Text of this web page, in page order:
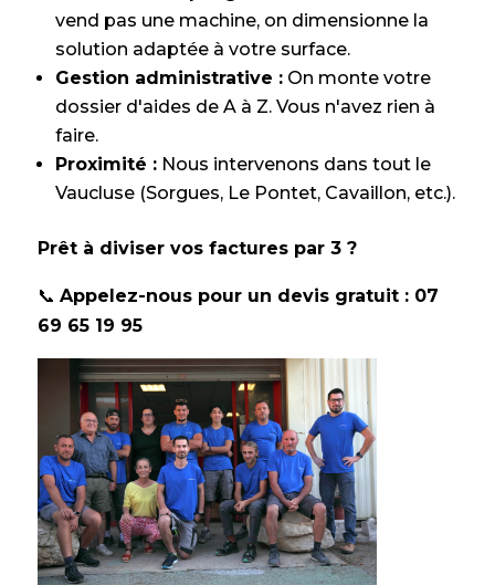
vend pas une machine, on dimensionne la
solution adaptée à votre surface.
Gestion administrative :On monte votre
dossier d'aides de A à Z. Vous n'avez rien à
faire.
Proximité :Nous intervenons dans tout le
Vaucluse (Sorgues, Le Pontet, Cavaillon, etc.).
Prêt à diviser vos factures par 3 ?
📞 Appelez-nous pour un devis gratuit : 07
69 65 19 95